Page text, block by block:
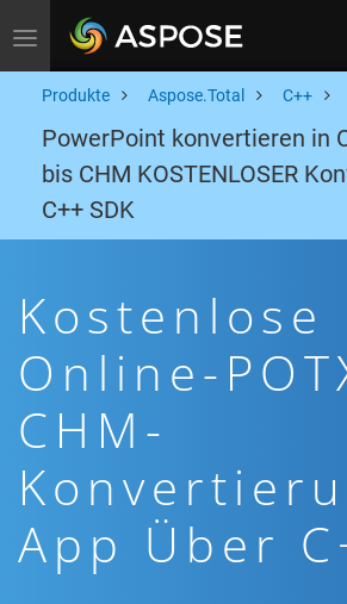
Toggle navigation
Produkte Aspose.Total C++
PowerPoint konvertieren in
bis CHM KOSTENLOSER
C++ SDK
Kostenlose
Online-
CHM-
App Über